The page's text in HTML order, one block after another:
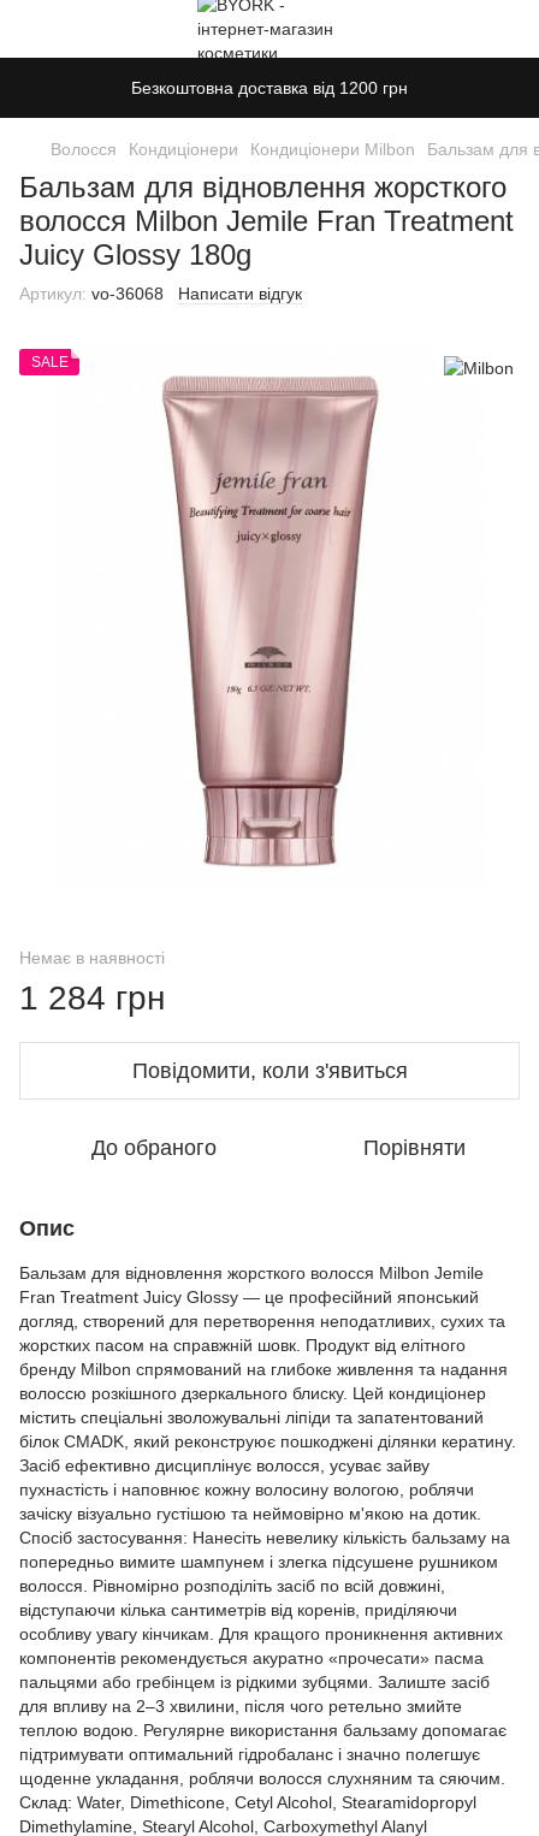
Безкоштовна доставка від 1200 грн
Волосся Кондиціонери Кондиціонери Milbon Бальзам для
Бальзам для відновлення жорсткого
волосся Milbon Jemile Fran Treatment
Juicy Glossy 180g
Артикул: vo-36068 Написати відгук
SALE
Немає в наявності
1 284 грн
Повідомити, коли з'явиться
До обраного Порівняти
Опис
Бальзам для відновлення жорсткого волосся Milbon Jemile
Fran Treatment Juicy Glossy — це професійний японський
догляд, створений для перетворення неподатливих, сухих та
жорстких пасом на справжній шовк. Продукт від елітного
бренду Milbon спрямований на глибоке живлення та надання
волоссю розкішного дзеркального блиску. Цей кондиціонер
містить спеціальні зволожувальні ліпіди та запатентований
білок CMADK, який реконструює пошкоджені ділянки кератину.
Засіб ефективно дисциплінує волосся, усуває зайву
пухнастість і наповнює кожну волосину вологою, роблячи
зачіску візуально густішою та неймовірно м'якою на дотик.
Спосіб застосування: Нанесіть невелику кількість бальзаму на
попередньо вимите шампунем і злегка підсушене рушником
волосся. Рівномірно розподіліть засіб по всій довжині,
відступаючи кілька сантиметрів від коренів, приділяючи
особливу увагу кінчикам. Для кращого проникнення активних
компонентів рекомендується акуратно «прочесати» пасма
пальцями або гребінцем із рідкими зубцями. Залиште засіб
для впливу на 2–3 хвилини, після чого ретельно змийте
теплою водою. Регулярне використання бальзаму допомагає
підтримувати оптимальний гідробаланс і значно полегшує
щоденне укладання, роблячи волосся слухняним та сяючим.
Склад: Water, Dimethicone, Cetyl Alcohol, Stearamidopropyl
Dimethylamine, Stearyl Alcohol, Carboxymethyl Alanyl